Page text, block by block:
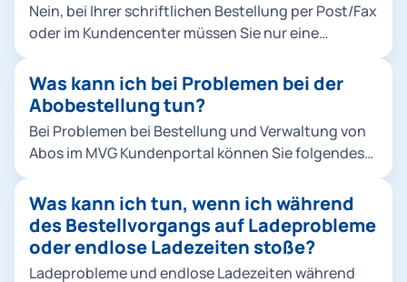
hochladen.
Nein, bei Ihrer schriftlichen Bestellung per Post/Fax
oder im Kundencenter müssen Sie nur eine
nachweisen. Bei einer Online-Bestellung müssen
Vertragspartner*in und Kontoinhaber*in nicht
Was kann ich bei Problemen bei der
Abobestellung tun?
Bei Problemen bei Bestellung und Verwaltung von
Abos im MVG Kundenportal können Sie folgendes
laufenden Monat noch bestellbar ist. Für
Deutschlandticket, Ermäßigungsticket und alle
MVV Abos gilt: Eine Bestellung ist bis zum 10.
Was kann ich tun, wenn ich während
des Bestellvorgangs auf Ladeprobleme
oder endlose Ladezeiten stoße?
Ladeprobleme und endlose Ladezeiten während